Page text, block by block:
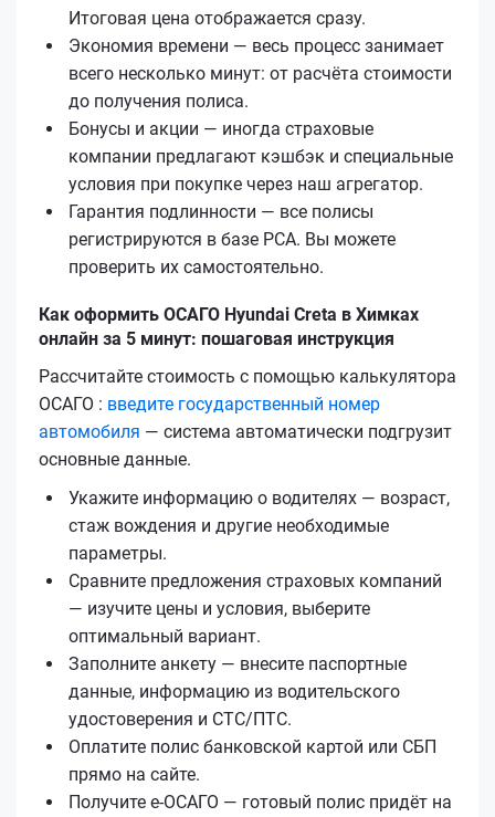
Итоговая цена отображается сразу.
Экономия времени — весь процесс занимает
всего несколько минут: от расчёта стоимости
до получения полиса.
Бонусы и акции — иногда страховые
компании предлагают кэшбэк и специальные
условия при покупке через наш агрегатор.
Гарантия подлинности — все полисы
регистрируются в базе РСА. Вы можете
проверить их самостоятельно.
Как оформить ОСАГО Hyundai Creta в Химках
онлайн за 5 минут: пошаговая инструкция
Рассчитайте стоимость с помощью калькулятора
ОСАГО : введите государственный номер
автомобиля — система автоматически подгрузит
основные данные.
Укажите информацию о водителях — возраст,
стаж вождения и другие необходимые
параметры.
Сравните предложения страховых компаний
— изучите цены и условия, выберите
оптимальный вариант.
Заполните анкету — внесите паспортные
данные, информацию из водительского
удостоверения и СТС/ПТС.
Оплатите полис банковской картой или СБП
прямо на сайте.
Получите е‑ОСАГО — готовый полис придёт на